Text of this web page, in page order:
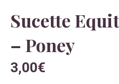
Sucette
– Poney
3,00€